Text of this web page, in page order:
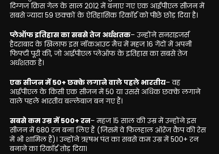
दिग्गज क्रिस गेल के साल 2012 में बनाए गए एक आईपीएल सीजन में
सबसे ज्यादा 59 छक्कों के ऐतिहासिक रिकॉर्ड को पीछे छोड़ दिया है।
प्लेऑफ इतिहास का सबसे तेज अर्धशतक– उन्होंने सनराइजर्स
हैदराबाद के खिलाफ इस नॉकआउट मैच में महज 16 गेंदों में अपनी
फिफ्टी पूरी की, जो आईपीएल प्लेऑफ के इतिहास का सबसे तेज
अर्धशतक है।
एक सीजन में 50+ छक्के लगाने वाले पहले भारतीय– वह
आईपीएल के किसी एक सीजन में 50 या उससे अधिक छक्के लगाने
वाले पहले भारतीय बल्लेबाज बन गए हैं।
सबसे कम उम्र में 500+ रन– महज 15 साल की उम्र में उन्होंने इस
सीजन में 680 रन बना लिए हैं (जिसमें वे फिलहाल ऑरेंज कैप की रेस
में भी शामिल हैं)। उन्होंने ऋषभ पंत का सबसे कम उम्र में 500+ रन
बनाने का रिकॉर्ड तोड़ दिया।